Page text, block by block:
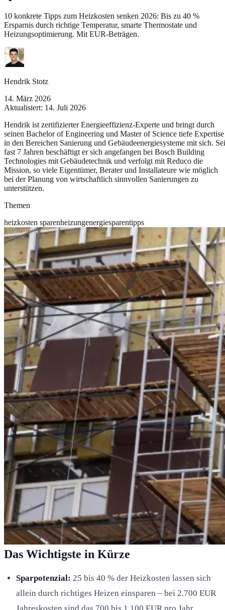
10 konkrete Tipps zum Heizkosten senken 2026: Bis zu 40 %
Ersparnis durch richtige Temperatur, smarte Thermostate und
Heizungsoptimierung. Mit EUR-Beträgen.
Hendrik Stotz
14. März 2026
Aktualisiert: 14. Juli 2026
Hendrik ist zertifizierter Energieeffizienz-Experte und bringt durch
seinen Bachelor of Engineering und Master of Science tiefe Expertise
in den Bereichen Sanierung und Gebäudeenergiesysteme mit sich.
fast 7 Jahren beschäftigt er sich angefangen bei Bosch Building
Technologies mit Gebäudetechnik und verfolgt mit Reduco die
Mission, so viele Eigentümer, Berater und Installateure wie möglich
bei der Planung von wirtschaftlich sinnvollen Sanierungen zu
unterstützen.
Themen
heizkosten sparenheizungenergiesparentipps
Das Wichtigste in Kürze
Sparpotenzial: 25 bis 40 % der Heizkosten lassen sich
allein durch richtiges Heizen einsparen – bei 2.700 EUR